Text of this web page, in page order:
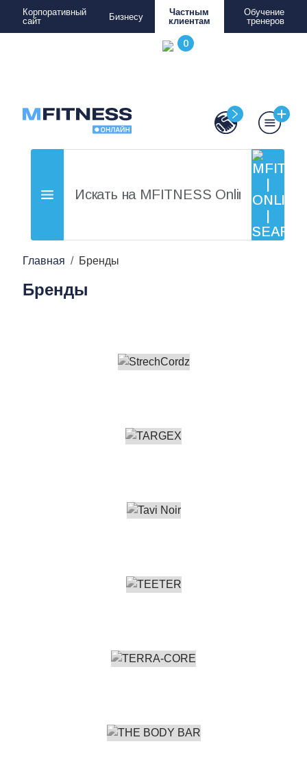
Корпоративный
сайт
Бизнесу
Частным
клиентам
Обучение
тренеров
Главная Бренды
Бренды